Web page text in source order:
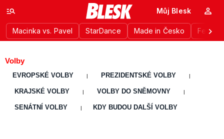
Macinka vs. Pavel StarDance Made in Česko
Můj Blesk
Volby
EVROPSKÉ VOLBY | PREZIDENTSKÉ VOLBY |
KRAJSKÉ VOLBY | VOLBY DO SNĚMOVNY |
SENÁTNÍ VOLBY | KDY BUDOU DALŠÍ VOLBY